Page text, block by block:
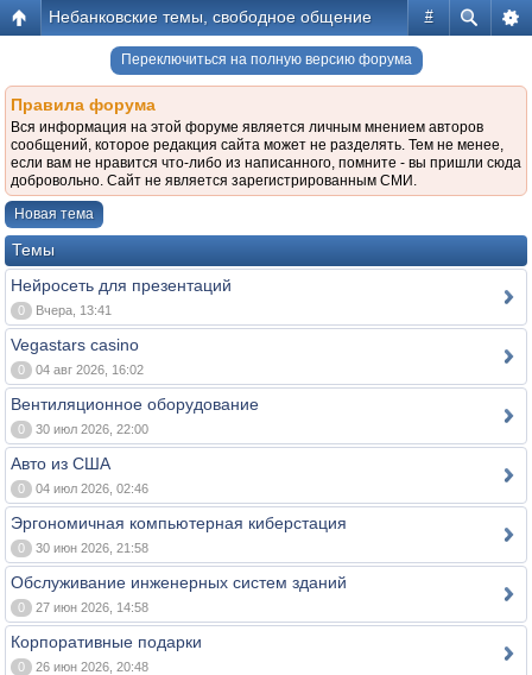
#
Небанковские темы, свободное общение
Переключиться на полную версию форума
Правила форума
Вся информация на этой форуме является личным мнением авторов
сообщений, которое редакция сайта может не разделять. Тем не менее,
если вам не нравится что-либо из написанного, помните - вы пришли сюда
добровольно. Сайт не является зарегистрированным СМИ.
Новая тема
Темы
Нейросеть для презентаций
0 Вчера, 13:41
Vegastars casino
0 04 авг 2026, 16:02
Вентиляционное оборудование
0 30 июл 2026, 22:00
Авто из США
0 04 июл 2026, 02:46
Эргономичная компьютерная киберстация
0 30 июн 2026, 21:58
Обслуживание инженерных систем зданий
0 27 июн 2026, 14:58
Корпоративные подарки
0 26 июн 2026, 20:48